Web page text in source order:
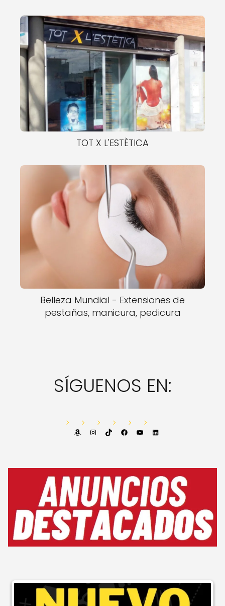
TOT X L'ESTÈTICA
Belleza Mundial - Extensiones de
pestañas, manicura, pedicura
SÍGUENOS EN:
AmazonInstagram
TikTok FacebookYouTube